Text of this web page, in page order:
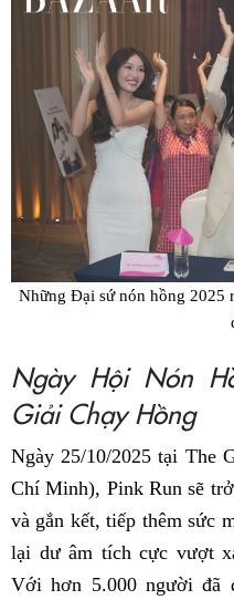
Những Đại sứ nón hồng 2025
Ngày Hội Nón
Giải Chạy Hồng
Ngày 25/10/2025 tại The
Chí Minh), Pink Run sẽ
và gắn kết, tiếp thêm sức
lại dư âm tích cực vượt
Với hơn 5.000 người đã